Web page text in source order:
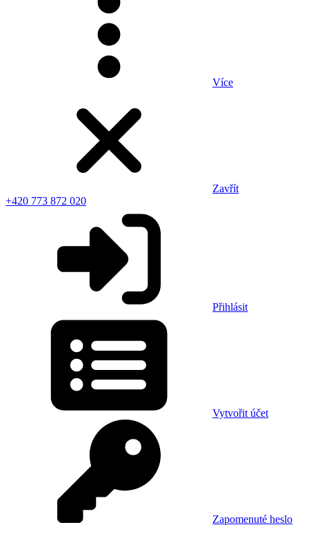
Více
Zavřít
+420 773 872 020
Přihlásit
Vytvořit účet
Zapomenuté heslo